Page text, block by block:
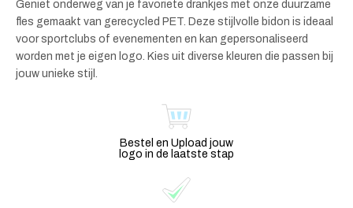
Geniet onderweg van je favoriete drankjes met onze duurzame
fles gemaakt van gerecycled PET. Deze stijlvolle bidon is ideaal
voor sportclubs of evenementen en kan gepersonaliseerd
worden met je eigen logo. Kies uit diverse kleuren die passen bij
jouw unieke stijl.
Bestel en Upload jouw
logo in de laatste stap